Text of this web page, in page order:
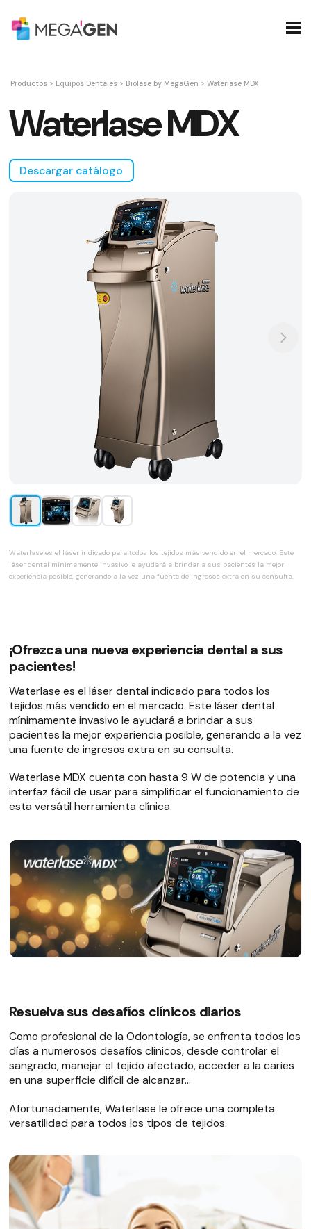
Productos > Equipos Dentales > Biolase by MegaGen > Waterlase MDX
Waterlase MDX
Descargar catálogo
Waterlase es el láser indicado para todos los tejidos más vendido en el mercado. Este
láser dental mínimamente invasivo le ayudará a brindar a sus pacientes la mejor
experiencia posible, generando a la vez una fuente de ingresos extra en su consulta.
¡Ofrezca una nueva experiencia dental a sus
pacientes!
Waterlase es el láser dental indicado para todos los
tejidos más vendido en el mercado. Este láser dental
mínimamente invasivo le ayudará a brindar a sus
pacientes la mejor experiencia posible, generando a la vez
una fuente de ingresos extra en su consulta.
Waterlase MDX cuenta con hasta 9 W de potencia y una
interfaz fácil de usar para simplificar el funcionamiento de
esta versátil herramienta clínica.
Resuelva sus desafíos clínicos diarios
Como profesional de la Odontología, se enfrenta todos los
días a numerosos desafíos clínicos, desde controlar el
sangrado, manejar el tejido afectado, acceder a la caries
en una superficie difícil de alcanzar…
Afortunadamente, Waterlase le ofrece una completa
versatilidad para todos los tipos de tejidos.